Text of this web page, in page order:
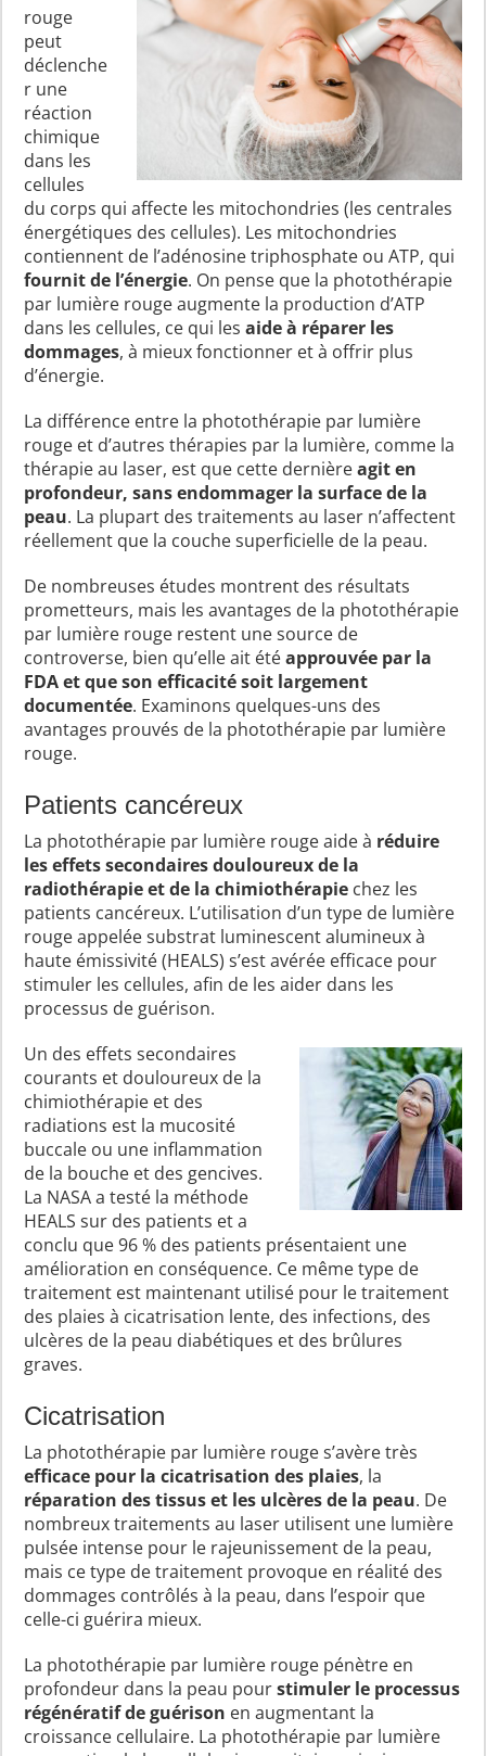
rouge
peut
déclenche
r une
réaction
chimique
dans les
cellules
du corps qui affecte les mitochondries (les centrales
énergétiques des cellules). Les mitochondries
contiennent de l’adénosine triphosphate ou ATP, qui
fournit de l’énergie. On pense que la photothérapie
par lumière rouge augmente la production d’ATP
dans les cellules, ce qui lesaide à réparer les
dommages, à mieux fonctionner et à offrir plus
d’énergie.
La différence entre la photothérapie par lumière
rouge et d’autres thérapies par la lumière, comme la
thérapie au laser, est que cette dernièreagit en
profondeur, sans endommager la surface de la
peau. La plupart des traitements au laser n’affectent
réellement que la couche superficielle de la peau.
De nombreuses études montrent des résultats
prometteurs, mais les avantages de la photothérapie
par lumière rouge restent une source de
controverse, bien qu’elle ait étéapprouvée par la
FDA et que son efficacité soit largement
documentée. Examinons quelques-uns des
avantages prouvés de la photothérapie par lumière
rouge.
Patients cancéreux
La photothérapie par lumière rouge aide à réduire
les effets secondaires douloureux de la
radiothérapie et de la chimiothérapie chez les
patients cancéreux. L’utilisation d’un type de lumière
rouge appelée substrat luminescent alumineux à
haute émissivité (HEALS) s’est avérée efficace pour
stimuler les cellules, afin de les aider dans les
processus de guérison.
Un des effets secondaires
courants et douloureux de la
chimiothérapie et des
radiations est la mucosité
buccale ou une inflammation
de la bouche et des gencives.
La NASA a testé la méthode
HEALS sur des patients et a
conclu que 96 % des patients présentaient une
amélioration en conséquence. Ce même type de
traitement est maintenant utilisé pour le traitement
des plaies à cicatrisation lente, des infections, des
ulcères de la peau diabétiques et des brûlures
graves.
Cicatrisation
La photothérapie par lumière rouge s’avère très
efficace pour la cicatrisation des plaies, la
réparation des tissus et les ulcères de la peau. De
nombreux traitements au laser utilisent une lumière
pulsée intense pour le rajeunissement de la peau,
mais ce type de traitement provoque en réalité des
dommages contrôlés à la peau, dans l’espoir que
celle-ci guérira mieux.
La photothérapie par lumière rouge pénètre en
profondeur dans la peau pourstimuler le processus
régénératif de guérison en augmentant la
croissance cellulaire. La photothérapie par lumière